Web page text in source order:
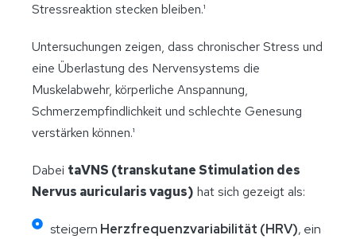
Stressreaktion stecken bleiben.¹
Untersuchungen zeigen, dass chronischer Stress und
eine Überlastung des Nervensystems die
Muskelabwehr, körperliche Anspannung,
Schmerzempfindlichkeit und schlechte Genesung
verstärken können.¹
Dabei taVNS (transkutane Stimulation des
Nervus auricularis vagus) hat sich gezeigt als:
steigern Herzfrequenzvariabilität (HRV), ein